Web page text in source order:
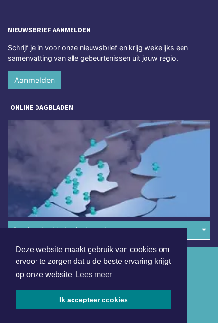
Deze website maakt gebruik van cookies om
ervoor te zorgen dat u de beste ervaring krijgt
op onze website Lees meer
Ik accepteer cookies
NIEUWSBRIEF AANMELDEN
Schrijf je in voor onze nieuwsbrief en krijg wekelijks een
samenvatting van alle gebeurtenissen uit jouw regio.
Aanmelden
ONLINE DAGBLADEN
Overige dagbladen in de regio
Algemene voorwaarden
Disclaimer